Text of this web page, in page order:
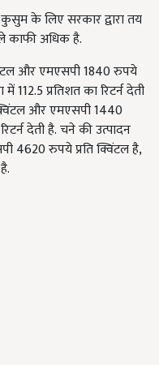
के लिए सरकार द्वारा तय
काफी अधिक है.
और एमएसपी1840रुपये
में112.5प्रतिशत का रिटर्न देती
और एमएसपी1440
देती है.चने की उत्पादन
4620रुपये प्रति क्विंटल है,